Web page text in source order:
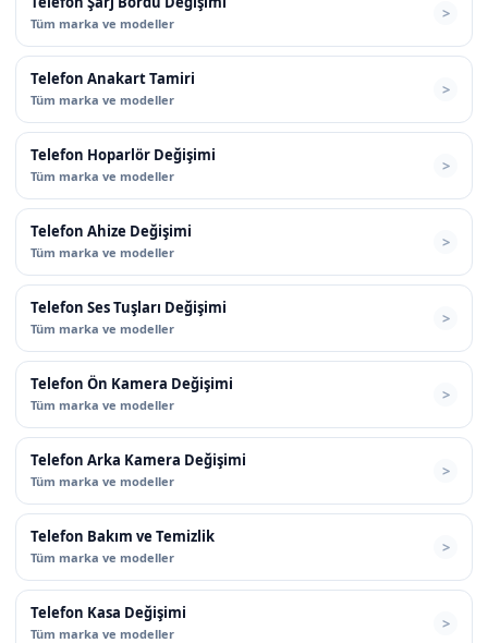
Tüm marka ve modeller
Telefon Anakart Tamiri
Tüm marka ve modeller
Telefon Hoparlör Değişimi
Tüm marka ve modeller
Telefon Ahize Değişimi
Tüm marka ve modeller
Telefon Ses Tuşları Değişimi
Tüm marka ve modeller
Telefon Ön Kamera Değişimi
Tüm marka ve modeller
Telefon Arka Kamera Değişimi
Tüm marka ve modeller
Telefon Bakım ve Temizlik
Tüm marka ve modeller
Telefon Kasa Değişimi
Tüm marka ve modeller